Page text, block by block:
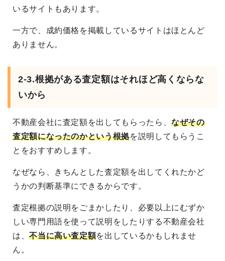
いるサイトもあります。
一方で、成約価格を掲載しているサイトはほとんど
ありません。
2-3.根拠がある査定額はそれほど高くならな
いから
不動産会社に査定額を出してもらったら、なぜその
査定額になったのかという根拠を説明してもらうこ
とをおすすめします。
なぜなら、きちんとした査定額を出してくれたかど
うかの判断基準にできるからです。
査定根拠の説明をごまかしたり、必要以上にむずか
しい専門用語を使って説明をしたりする不動産会社
は、不当に高い査定額を出しているかもしれませ
ん。